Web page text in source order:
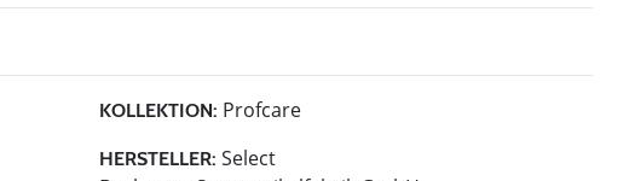
KOLLEKTION: Profcare
HERSTELLER: Select